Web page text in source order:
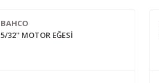
BAHCO
5/32'' MOTOR EĞESİ